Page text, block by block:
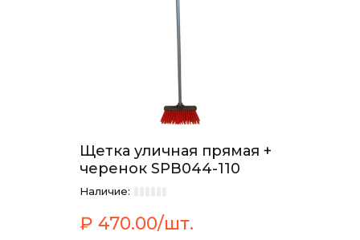
Щетка уличная прямая +
черенок SPB044-110
Наличие:
₽ 470.00/шт.